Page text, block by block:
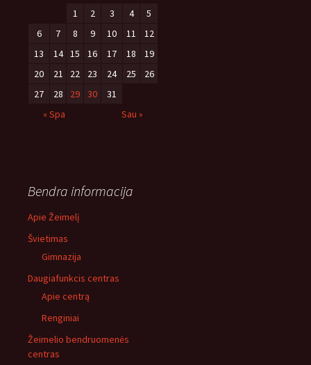
1
2 3 4
5
6
7 8 9 10 11
12
13
14 15 16 17 18
19
20
21 22 23 24 25
26
27
28 29 30
31
« Spa
Sau »
Bendra informacija
Apie Žeimelį
Švietimas
Gimnazija
Daugiafunkcis centras
Apie centrą
Renginiai
Žeimelio bendruomenės
centras